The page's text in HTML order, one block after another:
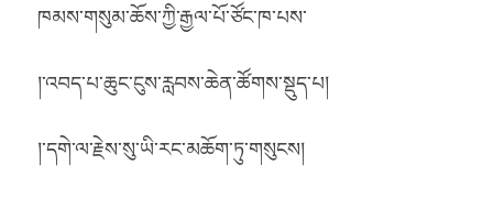
ཁམས་གསུམ་ཆོས་ཀྱི་རྒྱལ་པོ་ཙོང་ཁ་པས་
།་འབད་པ་ཆུང་ངུས་རླབས་ཆེན་ཚོགས་སྡུད་པ།
།་དགེ་ལ་རྗེས་སུ་ཡི་རང་མཆོག་ཏུ་གསུངས།